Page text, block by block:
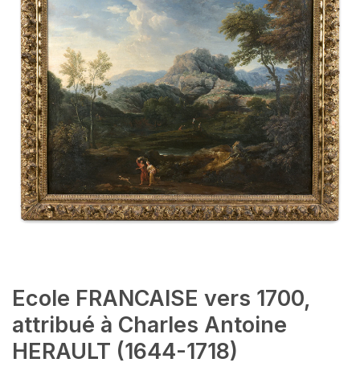
Ecole FRANCAISE vers 1700,
attribué à Charles Antoine
HERAULT (1644-1718)